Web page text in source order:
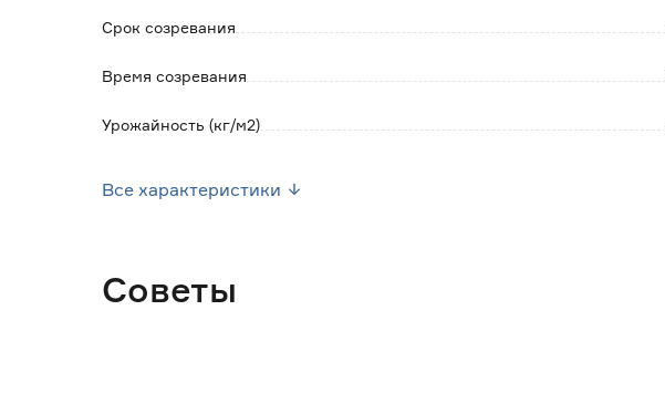
Срок созревания
Время созревания
Урожайность (кг/м2)
Все характеристики
Советы